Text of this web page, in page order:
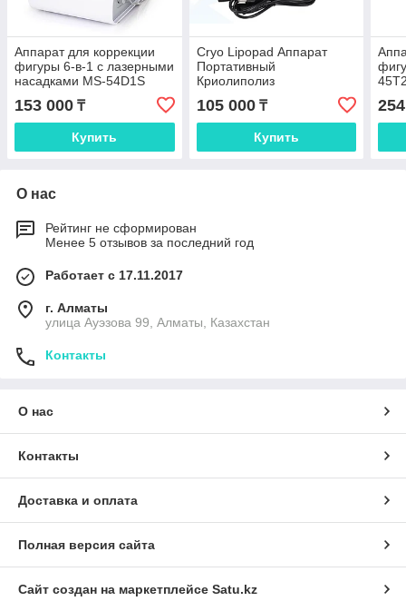
Аппарат для коррекции
фигуры 6-в-1 с лазерными
насадками MS-54D1S
153 000 ₸
Купить
Cryo Lipopad Аппарат
Портативный
Криолиполиз
105 000₸
Купить
О нас
Рейтинг не сформирован
Менее 5 отзывов за последний год
Работает с 17.11.2017
г. Алматы
улица Ауэзова 99, Алматы, Казахстан
Контакты
О нас
Контакты
Доставка и оплата
Полная версия сайта
Сайт создан на маркетплейсе Satu.kz